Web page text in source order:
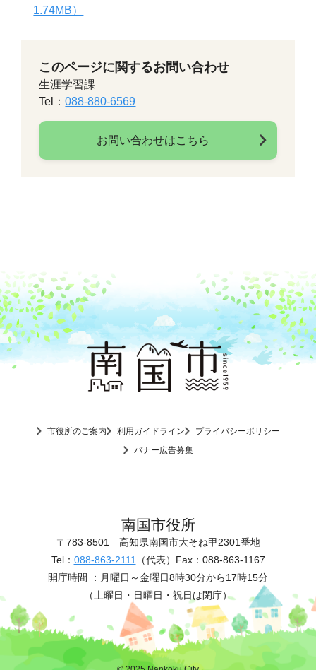
1.74MB）
このページに関するお問い合わせ
生涯学習課
Tel：088-880-6569
お問い合わせはこちら
市役所のご案内 利用ガイドライン
プライバシーポリシー
バナー広告募集
南国市役所
〒783-8501 高知県南国市大そね甲2301番地
Tel： 088-863-2111 （代表） Fax：088-863-1167
開庁時間 ： 月曜日～金曜日8時30分から17時15分
（土曜日・日曜日・祝日は閉庁）